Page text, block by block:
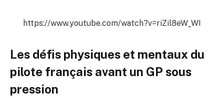
https://www.youtube.com/watch?v=riZil8eW_WI
Les défis physiques et mentaux du
pilote français avant un GP sous
pression